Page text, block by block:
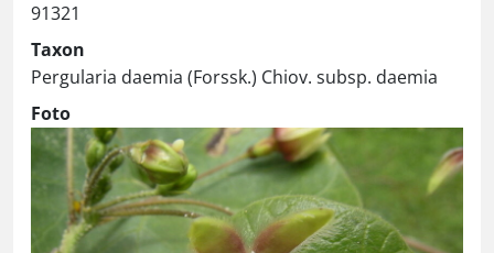
91321
Taxon
Pergularia daemia (Forssk.) Chiov. subsp. daemia
Foto